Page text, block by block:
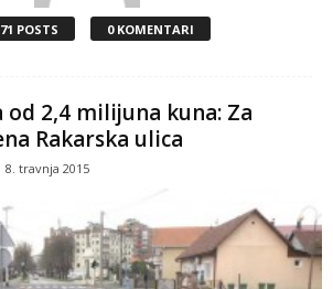
POSTS 0 KOMENTARI
od 2,4 milijuna kuna: Za
Rakarska ulica
8. travnja 2015